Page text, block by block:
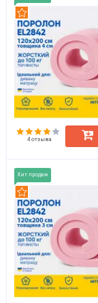
4 отзыва
Хит продаж